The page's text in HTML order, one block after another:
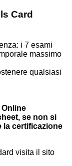
Card
i 7 esami
massimo
qualsiasi
se non si
la certificazione
visita il sito